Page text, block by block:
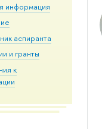
информация
аспиранта
и гранты
к